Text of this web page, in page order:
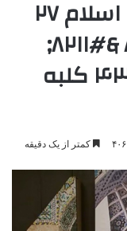
تاریخ ‌طرح‌ریزی ‌استراتژیک ‌اسلام‌ ۲۷
&#۸۲۱۱; دکترین ‌اسلام‌ ۸ &#۸۲۱۱;
خلق ‌و ‌جعل‌ ۱ / جلسه ۴۳۵ کلبه
۴۰۶ کمتر از یک دقیقه